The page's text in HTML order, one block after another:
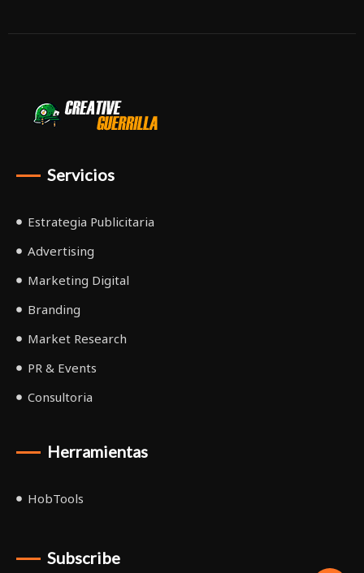
Servicios
Estrategia Publicitaria
Advertising
Marketing Digital
Branding
Market Research
PR & Events
Consultoria
Herramientas
HobTools
Subscribe